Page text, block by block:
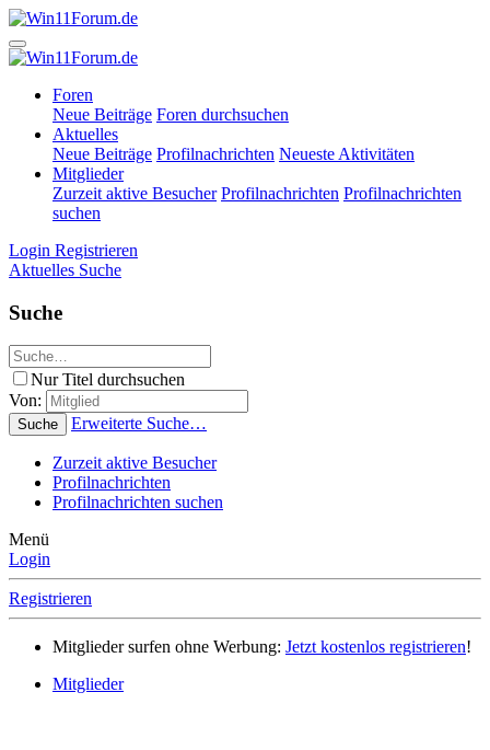
Foren
Neue Beiträge Foren durchsuchen
Aktuelles
Neue Beiträge Profilnachrichten Neueste Aktivitäten
Mitglieder
Zurzeit aktive Besucher Profilnachrichten Profilnachrichten
suchen
Login Registrieren
Aktuelles Suche
Suche
Nur Titel durchsuchen
Von:
Suche Erweiterte Suche…
Zurzeit aktive Besucher
Profilnachrichten
Profilnachrichten suchen
Menü
Login
Registrieren
Mitglieder surfen ohne Werbung: Jetzt kostenlos registrieren!
Mitglieder